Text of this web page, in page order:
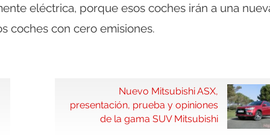
eléctrica, porque esos coches irán a una
coches con cero emisiones.
Nuevo Mitsubishi ASX,
presentación, prueba y opiniones
de la gama SUV Mitsubishi